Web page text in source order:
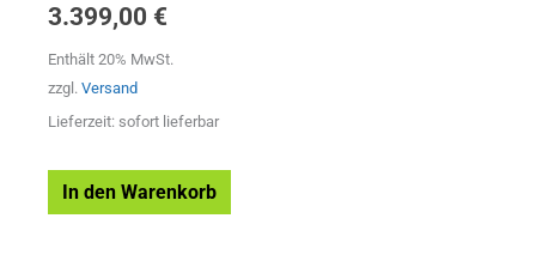
3.399,00 €
Enthält 20% MwSt.
zzgl. Versand
Lieferzeit: sofort lieferbar
In den Warenkorb